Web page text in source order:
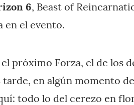
6, Beast of
en el evento.
próximo Forza, el de los
tarde, en algún momento
todo lo del cerezo en